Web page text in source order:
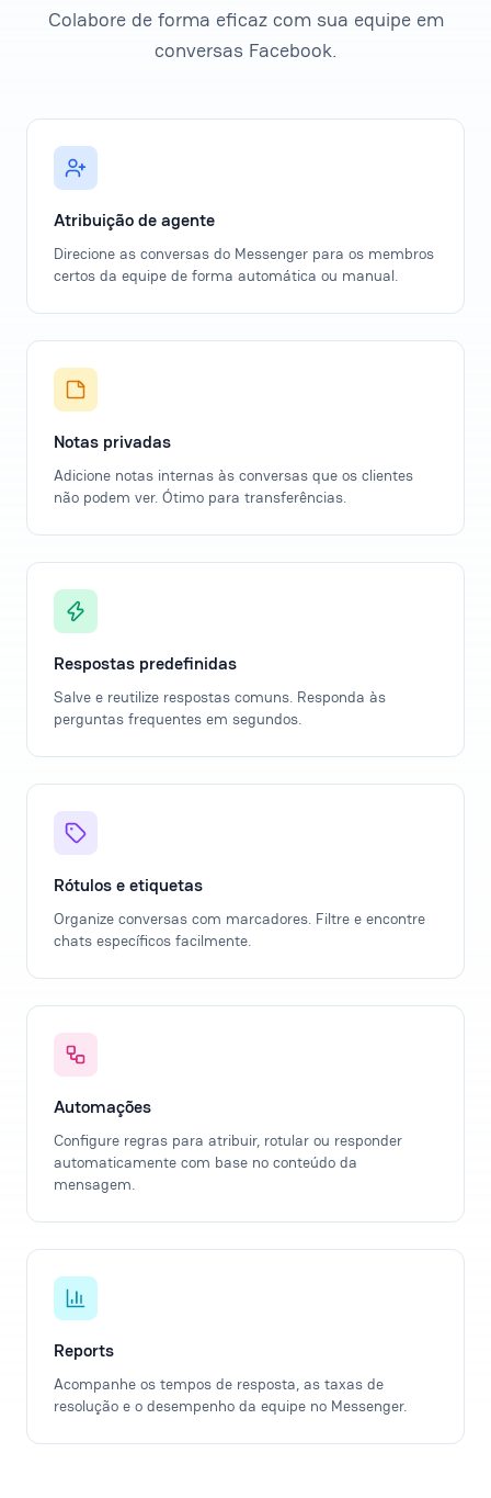
Colabore de forma eficaz com sua equipe em
conversas Facebook.
Atribuição de agente
Direcione as conversas do Messenger para os membros
certos da equipe de forma automática ou manual.
Notas privadas
Adicione notas internas às conversas que os clientes
não podem ver. Ótimo para transferências.
Respostas predefinidas
Salve e reutilize respostas comuns. Responda às
perguntas frequentes em segundos.
Rótulos e etiquetas
Organize conversas com marcadores. Filtre e encontre
chats específicos facilmente.
Automações
Configure regras para atribuir, rotular ou responder
automaticamente com base no conteúdo da
mensagem.
Reports
Acompanhe os tempos de resposta, as taxas de
resolução e o desempenho da equipe no Messenger.